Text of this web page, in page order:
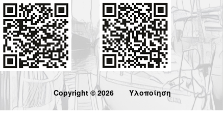
Copyright © 2026 Υλοποίηση